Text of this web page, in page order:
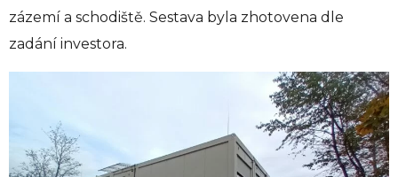
zázemí a schodiště. Sestava byla zhotovena dle
zadání investora.